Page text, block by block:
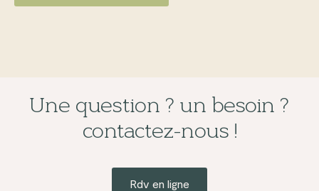
Une question ? un besoin ?
contactez-nous !
Rdv en ligne